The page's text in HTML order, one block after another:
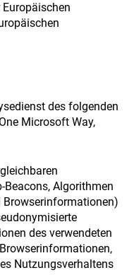
des folgenden
Microsoft Way,
Beacons, Algorithmen
Browserinformationen)
des verwendeten
Nutzungsverhaltens